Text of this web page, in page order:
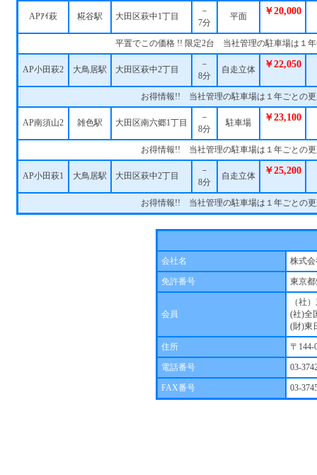
APｱｲ萩 糀谷駅 大田区萩中1丁目
－
7分
平面 ￥20,000
平置でこの価格 !! 限定2台 当社管理の駐車場は１
AP小田萩2 大鳥居駅 大田区萩中2丁目
－
8分
自走立体 ￥22,050
お得情報!! 当社管理の駐車場は１年ごとの
AP南須山2 雑色駅 大田区南六郷1丁目
－
8分
駐車場 ￥23,100
お得情報!! 当社管理の駐車場は１年ごとの
AP小田萩1 大鳥居駅 大田区萩中2丁目
－
8分
自走立体 ￥25,200
お得情報!! 当社管理の駐車場は１年ごとの
会社名 株式
免許番号 東京都
会員
（社
(社)全
(財)東
住所 〒144-
電話番号 03-
FAX番号 03-